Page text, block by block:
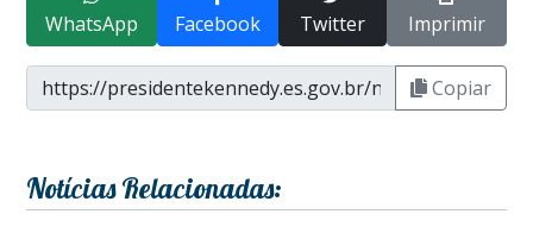
WhatsApp Facebook Twitter Imprimir
Copiar
Notícias Relacionadas: